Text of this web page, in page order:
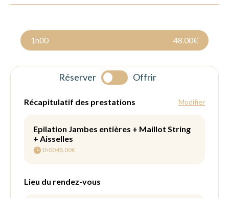
Réserver Offrir
1h00 48.00€